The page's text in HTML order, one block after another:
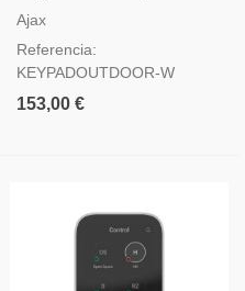
Ajax
Referencia:
KEYPADOUTDOOR-W
153,00 €